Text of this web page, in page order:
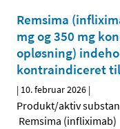
Remsima
mg og 350 mg
opløsning)
kontraindiceret
| 10. februar 2026 |
Produkt/aktiv
Remsima